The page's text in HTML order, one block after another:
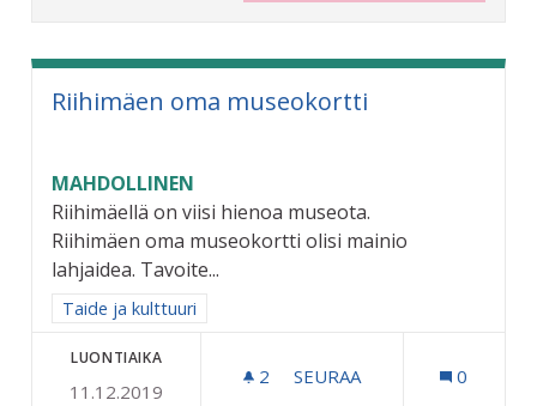
Riihimäen oma museokortti
MAHDOLLINEN
Riihimäellä on viisi hienoa museota.
Riihimäen oma museokortti olisi mainio
lahjaidea. Tavoite...
Rajaa tulokset aihepiirin mukaan: Taide ja kulttuuri
Taide ja kulttuuri
LUONTIAIKA
11.12.2019
2 2 SEURAAJAA
SEURAA 0